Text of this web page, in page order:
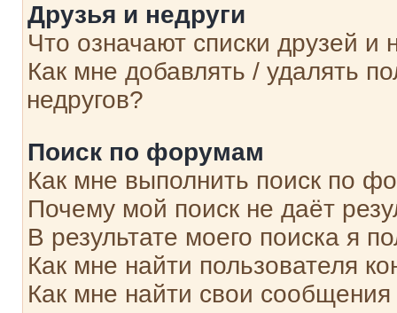
Друзья и недруги
Что означают списки друзей и
Как мне добавлять / удалять
недругов?
Поиск по форумам
Как мне выполнить поиск по
Почему мой поиск не даёт
В результате моего поиска я
Как мне найти пользователя
Как мне найти свои